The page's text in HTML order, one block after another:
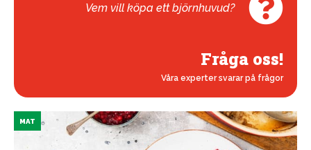
Vem vill köpa ett björnhuvud?
Fråga oss!
Våra experter svarar på frågor
MAT